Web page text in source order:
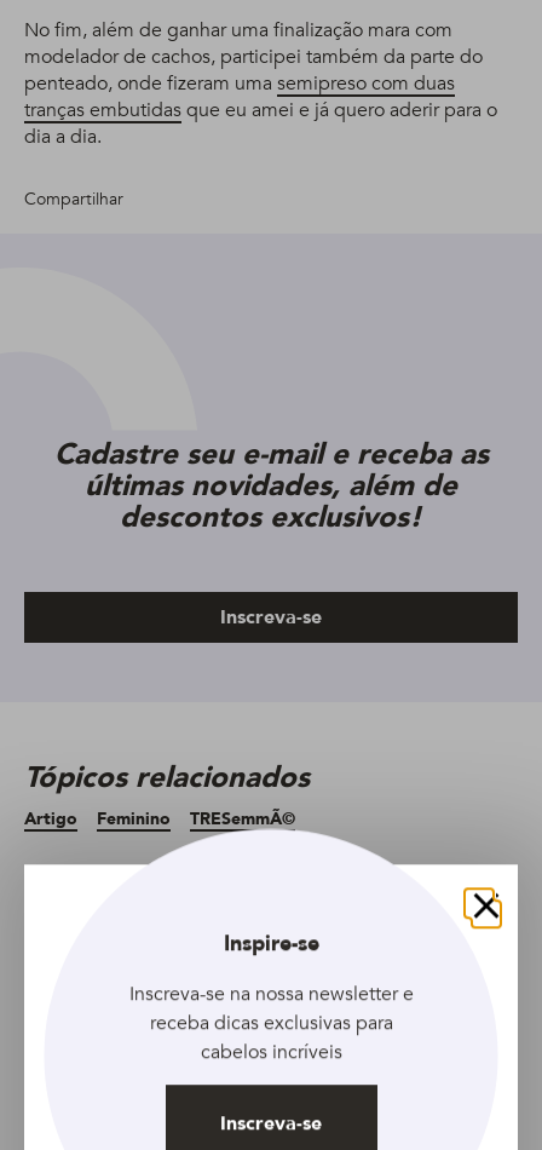
No fim, além de ganhar uma finalização mara com
modelador de cachos, participei também da parte do
penteado, onde fizeram uma semipreso com duas
tranças embutidasque eu amei e já quero aderir para o
dia a dia.
Compartilhar
Cadastre seu e-mail e receba as
últimas novidades, além de
descontos exclusivos!
Inscreva-se
Tópicos relacionados
Artigo Feminino TRESemmÃ©
Fechar
Inspire-se
Inscreva-se na nossa newsletter e
receba dicas exclusivas para
cabelos incríveis
Inscreva-se